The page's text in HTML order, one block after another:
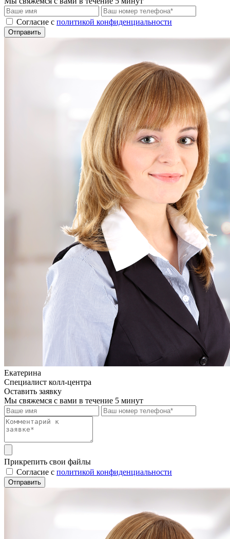
Cогласие с политикой конфиденциальности
Отправить
Екатерина
Специалист колл-центра
Оставить заявку
Мы свяжемся с вами в течение 5 минут
Прикрепить свои файлы
Cогласие с политикой конфиденциальности
Отправить